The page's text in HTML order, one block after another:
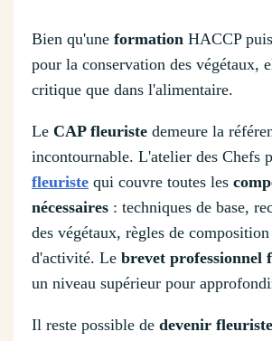
Bien qu'une formation HACCP
pour la conservation des végétaux,
critique que dans l'alimentaire.
Le CAP fleuriste demeure la
incontournable. L'atelier des Chefs
fleuriste qui couvre toutes les
nécessaires : techniques de base,
des végétaux, règles de
d'activité. Le brevet professionnel
un niveau supérieur pour
Il reste possible de devenir